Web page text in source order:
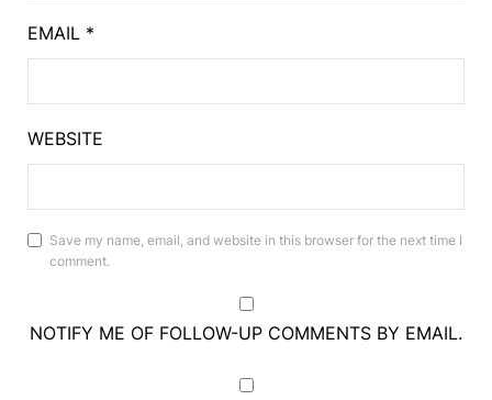
EMAIL *
WEBSITE
Save my name, email, and website in this browser for the next time I
comment.
NOTIFY ME OF FOLLOW-UP COMMENTS BY EMAIL.